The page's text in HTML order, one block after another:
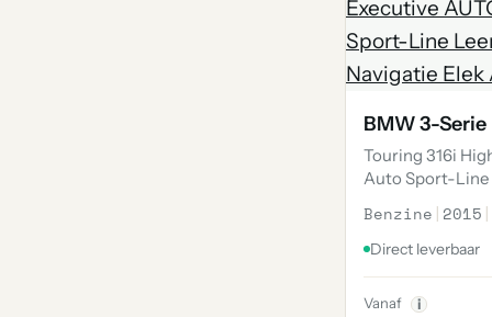
BMW 3-Serie
Touring 316i
Auto Sport-Line
Benzine | 2015 |
Direct leverbaar
Vanaf i